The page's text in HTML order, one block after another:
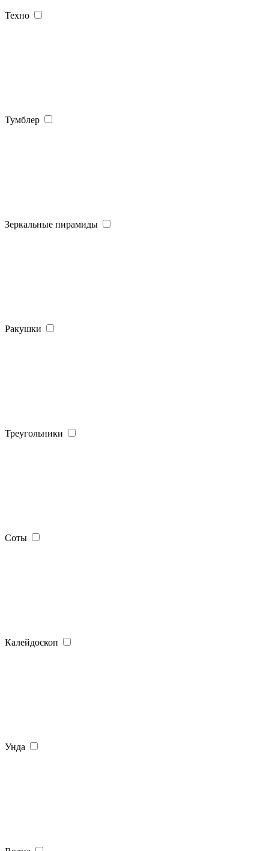
Техно
Тумблер
Зеркальные пирамиды
Ракушки
Треугольники
Соты
Калейдоскоп
Унда